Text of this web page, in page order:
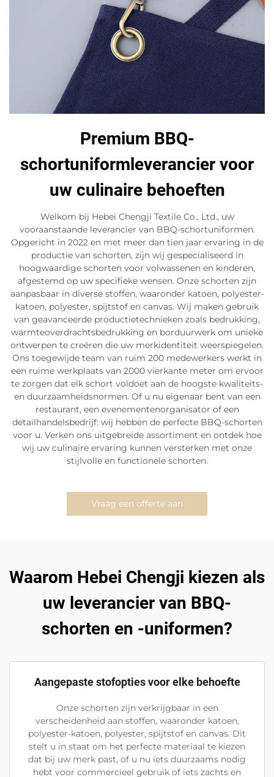
Premium BBQ-
schortuniformleverancier voor
uw culinaire behoeften
Welkom bij Hebei Chengji Textile Co., Ltd., uw
vooraanstaande leverancier van BBQ-schortuniformen.
Opgericht in 2022 en met meer dan tien jaar ervaring in de
productie van schorten, zijn wij gespecialiseerd in
hoogwaardige schorten voor volwassenen en kinderen,
afgestemd op uw specifieke wensen. Onze schorten zijn
aanpasbaar in diverse stoffen, waaronder katoen, polyester-
katoen, polyester, spijtstof en canvas. Wij maken gebruik
van geavanceerde productietechnieken zoals bedrukking,
warmteoverdrachtsbedrukking en borduurwerk om unieke
ontwerpen te creëren die uw merkidentiteit weerspiegelen.
Ons toegewijde team van ruim 200 medewerkers werkt in
een ruime werkplaats van 2000 vierkante meter om ervoor
te zorgen dat elk schort voldoet aan de hoogste kwaliteits-
en duurzaamheidsnormen. Of u nu eigenaar bent van een
restaurant, een evenementenorganisator of een
detailhandelsbedrijf: wij hebben de perfecte BBQ-schorten
voor u. Verken ons uitgebreide assortiment en ontdek hoe
wij uw culinaire ervaring kunnen versterken met onze
stijlvolle en functionele schorten.
Vraag een offerte aan
Waarom Hebei Chengji kiezen als
uw leverancier van BBQ-
schorten en -uniformen?
Aangepaste stofopties voor elke behoefte
Onze schorten zijn verkrijgbaar in een
verscheidenheid aan stoffen, waaronder katoen,
polyester-katoen, polyester, spijtstof en canvas. Dit
stelt u in staat om het perfecte materiaal te kiezen
dat bij uw merk past, of u nu iets duurzaams nodig
hebt voor commercieel gebruik of iets zachts en